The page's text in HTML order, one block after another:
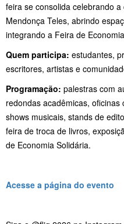
feira se consolida celebrando
Mendonça Teles, abrindo
integrando a Feira de
Quem participa: estudantes,
escritores, artistas e
Programação: palestras com
redondas acadêmicas,
shows musicais, stands de
feira de troca de livros,
de Economia Solidária.
Acesse a página do evento